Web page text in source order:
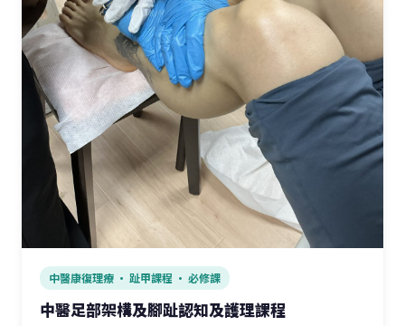
中醫康復理療 · 趾甲課程 · 必修課
中醫足部架構及腳趾認知及護理課程